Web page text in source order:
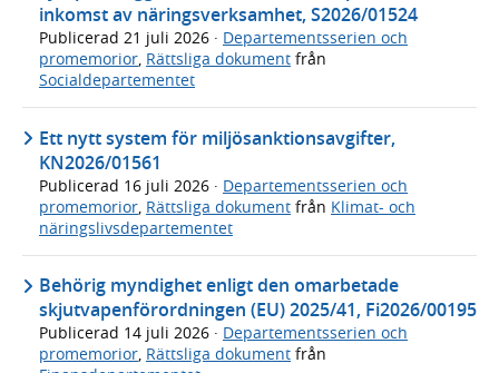
inkomst av näringsverksamhet, S2026/01524
Publicerad 21 juli 2026 · Departementsserien och
promemorior, Rättsliga dokument från
Socialdepartementet
Ett nytt system för miljösanktionsavgifter,
KN2026/01561
Publicerad 16 juli 2026 · Departementsserien och
promemorior, Rättsliga dokument från Klimat- och
näringslivsdepartementet
Behörig myndighet enligt den omarbetade
skjutvapenförordningen (EU) 2025/41, Fi2026/00195
Publicerad 14 juli 2026 · Departementsserien och
promemorior, Rättsliga dokument från